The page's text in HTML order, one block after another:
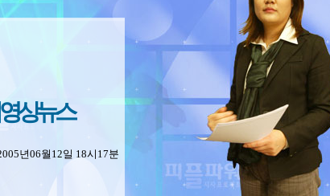
상뉴스
년06월12일 18시17분